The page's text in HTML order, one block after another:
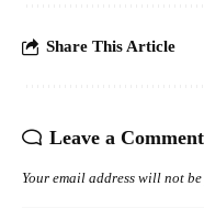
Share This Article
Leave a Comment
Your email address will not